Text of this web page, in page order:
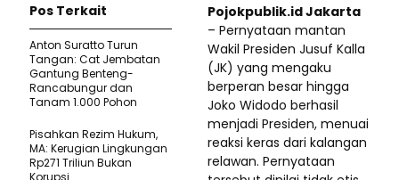
Pojokpublik.id Jakarta
– Pernyataan mantan
Wakil Presiden Jusuf Kalla
(JK) yang mengaku
berperan besar hingga
Joko Widodo berhasil
menjadi Presiden, menuai
reaksi keras dari kalangan
relawan. Pernyataan
Pos Terkait
Anton Suratto Turun
Tangan: Cat Jembatan
Gantung Benteng-
Rancabungur dan
Tanam 1.000 Pohon
Pisahkan Rezim Hukum,
MA: Kerugian Lingkungan
Rp271 Triliun Bukan
Korupsi